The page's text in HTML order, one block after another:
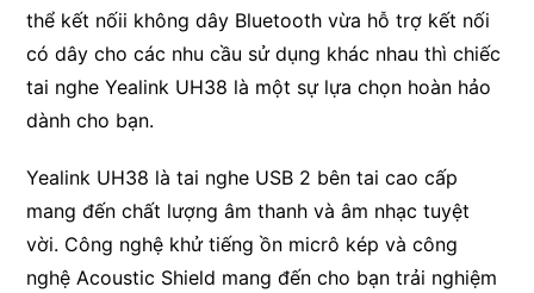
thể kết nốii không dây Bluetooth vừa hỗ trợ kết nối
có dây cho các nhu cầu sử dụng khác nhau thì chiếc
tai nghe Yealink UH38 là một sự lựa chọn hoàn hảo
dành cho bạn.
Yealink UH38 là tai nghe USB 2 bên tai cao cấp
mang đến chất lượng âm thanh và âm nhạc tuyệt
vời. Công nghệ khử tiếng ồn micrô kép và công
nghệ Acoustic Shield mang đến cho bạn trải nghiệm